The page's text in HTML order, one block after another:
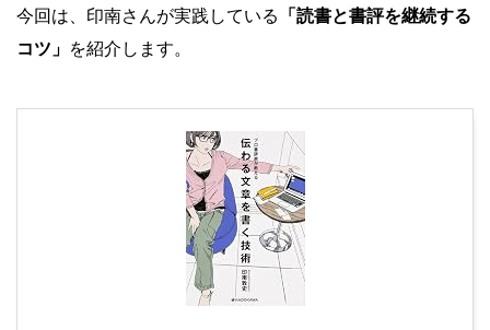
今回は、印南さんが実践している 「読書と書評を継続する
コツ」 を紹介します。